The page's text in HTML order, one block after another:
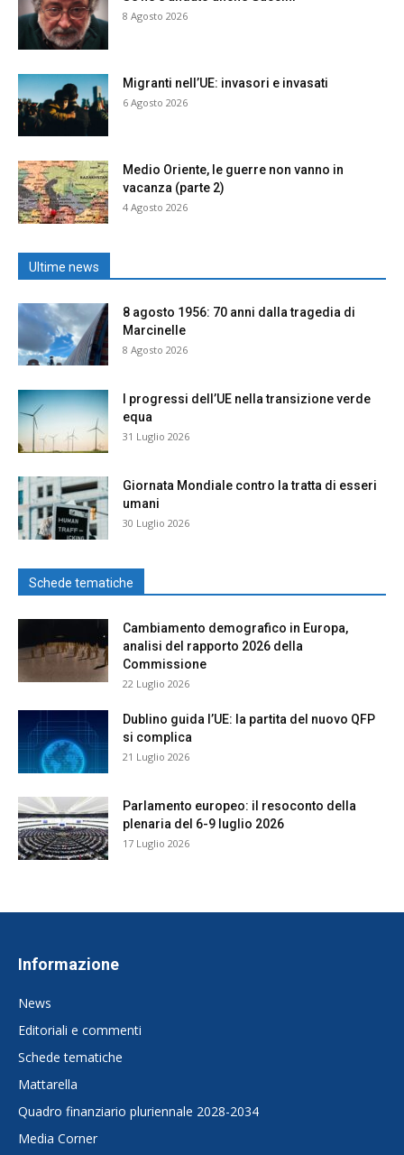
8 Agosto 2026
Migranti nell’UE: invasori e invasati
6 Agosto 2026
Medio Oriente, le guerre non vanno in
vacanza (parte 2)
4 Agosto 2026
Ultime news
8 agosto 1956: 70 anni dalla tragedia di
Marcinelle
8 Agosto 2026
I progressi dell’UE nella transizione verde
equa
31 Luglio 2026
Giornata Mondiale contro la tratta di esseri
umani
30 Luglio 2026
Schede tematiche
Cambiamento demografico in Europa,
analisi del rapporto 2026 della
Commissione
22 Luglio 2026
Dublino guida l’UE: la partita del nuovo QFP
si complica
21 Luglio 2026
Parlamento europeo: il resoconto della
plenaria del 6-9 luglio 2026
17 Luglio 2026
Informazione
News
Editoriali e commenti
Schede tematiche
Mattarella
Quadro finanziario pluriennale 2028-2034
Media Corner